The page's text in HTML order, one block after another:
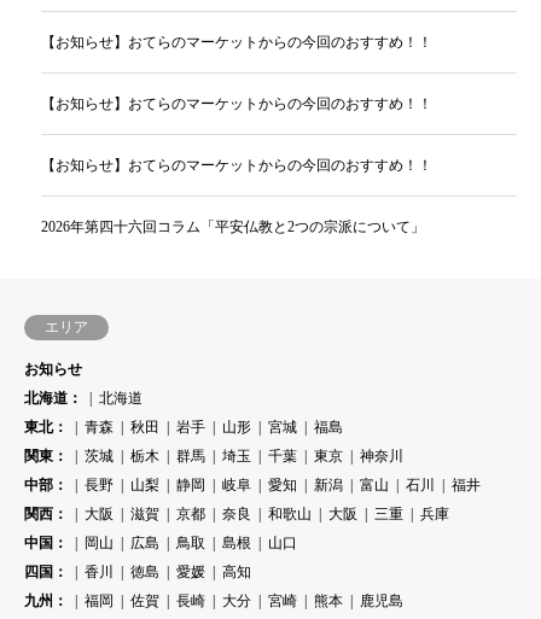
【お知らせ】おてらのマーケットからの今回のおすすめ！！
【お知らせ】おてらのマーケットからの今回のおすすめ！！
【お知らせ】おてらのマーケットからの今回のおすすめ！！
2026年第四十六回コラム「平安仏教と2つの宗派について」
エリア
お知らせ
北海道：
北海道
東北：
青森 秋田 岩手 山形 宮城
福島
関東：
茨城 栃木 群馬 埼玉 千葉 東京
神奈川
中部：
長野 山梨 静岡 岐阜 愛知 新潟 富山 石川
福井
関西：
大阪 滋賀 京都 奈良 和歌山 大阪 三重
兵庫
中国：
岡山 広島 鳥取 島根
山口
四国：
香川 徳島 愛媛
高知
九州：
福岡 佐賀 長崎 大分 宮崎 熊本
鹿児島